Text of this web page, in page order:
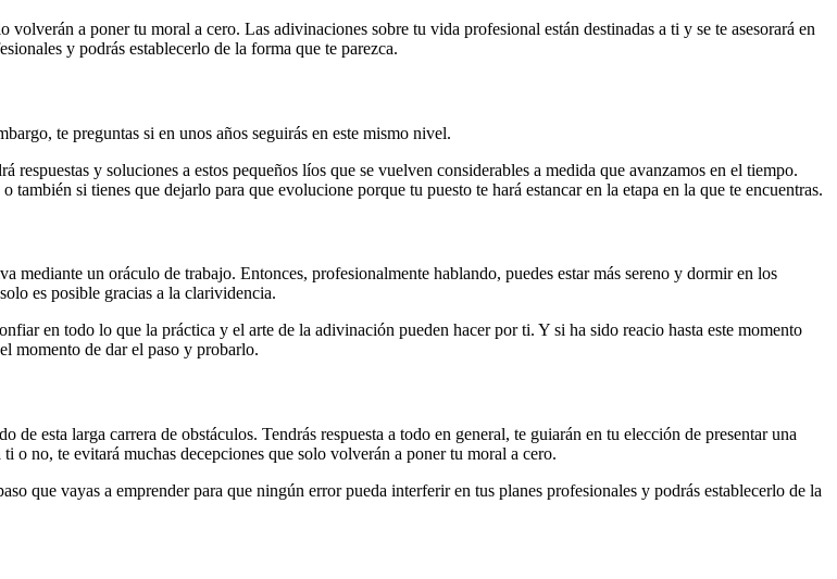
a poner tu moral a cero. Las adivinaciones sobre tu vida profesional están destinadas a ti y se te asesorará en
y podrás establecerlo de la forma que te parezca.
te preguntas si en unos años seguirás en este mismo nivel.
respuestas y soluciones a estos pequeños líos que se vuelven considerables a medida que avanzamos en el tiempo.
también si tienes que dejarlo para que evolucione porque tu puesto te hará estancar en la etapa en la que te encuentras.
un oráculo de trabajo. Entonces, profesionalmente hablando, puedes estar más sereno y dormir en los
es posible gracias a la clarividencia.
en todo lo que la práctica y el arte de la adivinación pueden hacer por ti. Y si ha sido reacio hasta este momento
momento de dar el paso y probarlo.
esta larga carrera de obstáculos. Tendrás respuesta a todo en general, te guiarán en tu elección de presentar una
o no, te evitará muchas decepciones que solo volverán a poner tu moral a cero.
que vayas a emprender para que ningún error pueda interferir en tus planes profesionales y podrás establecerlo de la